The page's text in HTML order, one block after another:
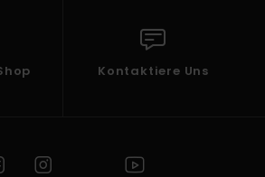
Kontaktiere Uns